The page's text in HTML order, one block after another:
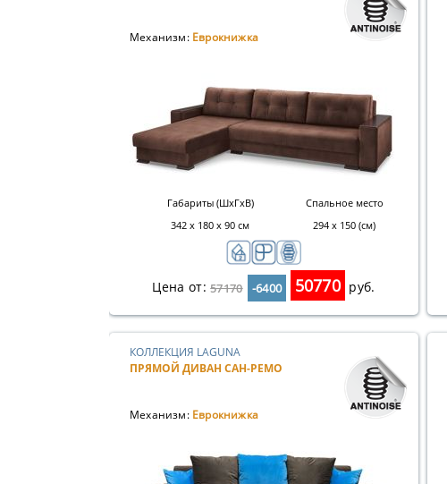
Механизм: Еврокнижка
Габариты (ШхГхВ)
342 х 180 х 90 см
Спальное место
294 х 150 (см)
Цена от:57170 -6400 50770 руб.
КОЛЛЕКЦИЯ LAGUNA
ПРЯМОЙ ДИВАН САН-РЕМО
Механизм: Еврокнижка